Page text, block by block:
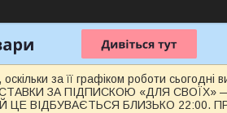
за її графіком роботи
ЗА ПІДПИСКОЮ «ДЛЯ СВОЇХ»
ЦЕ ВІДБУВАЄТЬСЯ БЛИЗЬКО 22:00.